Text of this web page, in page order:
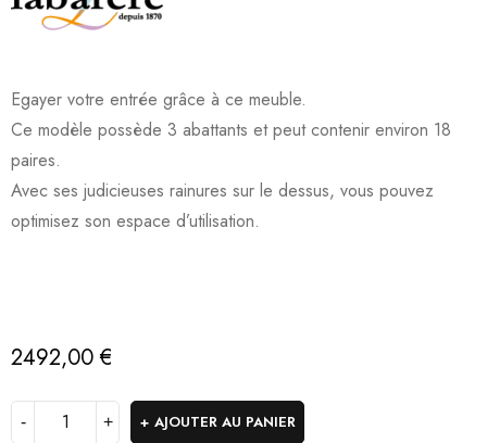
Egayer votre entrée grâce à ce meuble.
Ce modèle possède 3 abattants et peut contenir environ 18
paires.
Avec ses judicieuses rainures sur le dessus, vous pouvez
optimisez son espace d’utilisation.
2492,00€
AJOUTER AU PANIER